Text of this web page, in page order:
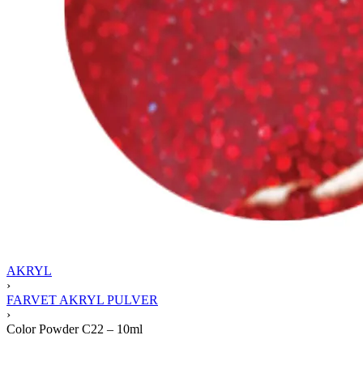
AKRYL
›
FARVET AKRYL PULVER
›
Color Powder C22 – 10ml